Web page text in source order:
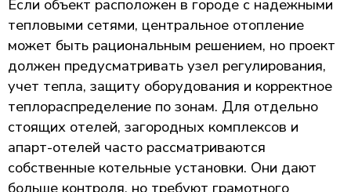
Если объект расположен в городе с надежными
тепловыми сетями, центральное отопление
может быть рациональным решением, но проект
должен предусматривать узел регулирования,
учет тепла, защиту оборудования и корректное
теплораспределение по зонам. Для отдельно
стоящих отелей, загородных комплексов и
апарт-отелей часто рассматриваются
собственные котельные установки. Они дают
больше контроля, но требуют грамотного